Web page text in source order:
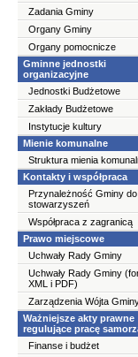
Zadania Gminy
Organy Gminy
Organy pomocnicze
Gminne jednostki
organizacyjne
Jednostki Budżetowe
Zakłady Budżetowe
Instytucje kultury
Mienie komunalne
Struktura mienia
Kontakty i współpraca
Przynależność Gminy do
stowarzyszeń
Współpraca z zagranicą
Prawo miejscowe
Uchwały Rady Gminy
Uchwały Rady Gminy
XML i PDF)
Zarządzenia Wójta
Ważniejsze akty prawne
regulujące pracę
Finanse i budżet